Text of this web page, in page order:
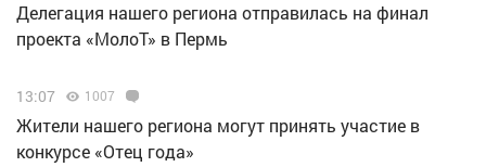
Делегация нашего региона отправилась на финал
проекта «МолоТ» в Пермь
13:07 1007
Жители нашего региона могут принять участие в
конкурсе «Отец года»